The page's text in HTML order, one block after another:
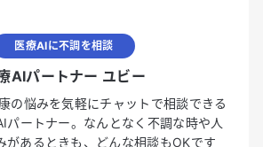
医療AIに不調を相談
AIパートナー ユビー
の悩みを気軽にチャットで相談できる
パートナー。なんとなく不調な時や人
があるときも、どんな相談もOKです